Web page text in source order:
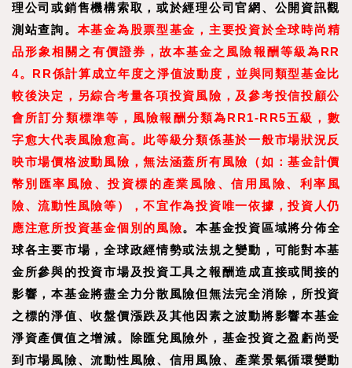
理公司或銷售機構索取，或於經理公司官網、公開資訊觀
測站查詢。 本基金為股票型基金，主要投資於全球時尚精
品形象相關之有價證券，故本基金之風險報酬等級為RR
4。RR係計算成立年度之淨值波動度，並與同類型基金比
較後決定，另綜合考量各項投資風險，及參考投信投顧公
會所訂分類標準等，風險報酬分類為RR1-RR5五級，數
字愈大代表風險愈高。此等級分類係基於一般市場狀況反
映市場價格波動風險，無法涵蓋所有風險（如：基金計價
幣別匯率風險、投資標的產業風險、信用風險、利率風
險、流動性風險等），不宜作為投資唯一依據，投資人仍
應注意所投資基金個別的風險。本基金投資區域將分佈全
球各主要市場，全球政經情勢或法規之變動，可能對本基
金所參與的投資市場及投資工具之報酬造成直接或間接的
影響，本基金將盡全力分散風險但無法完全消除，所投資
之標的淨值、收盤價漲跌及其他因素之波動將影響本基金
淨資產價值之增減。除匯兌風險外，基金投資之盈虧尚受
到市場風險、流動性風險、信用風險、產業景氣循環變動